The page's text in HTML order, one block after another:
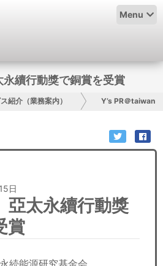
Menu
續行動獎で銅賞を受賞
紹介（業務案内） Y’s PR＠taiwan
日
亞太永續行動獎
賞
続能源研究基金会